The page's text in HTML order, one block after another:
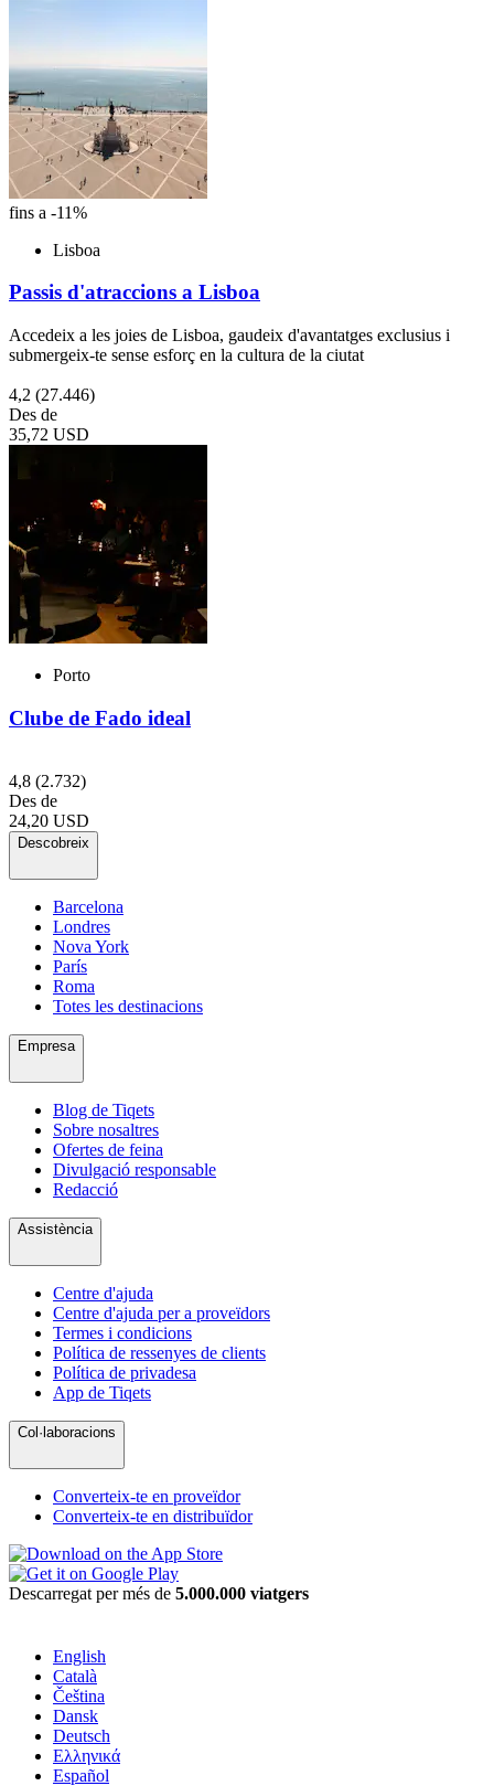
fins a -11%
Lisboa
Passis d'atraccions a Lisboa
Accedeix a les joies de Lisboa, gaudeix d'avantatges exclusius i
submergeix-te sense esforç en la cultura de la ciutat
4,2 (27.446)
Des de
35,72 USD
Porto
Clube de Fado ideal
4,8 (2.732)
Des de
24,20 USD
Descobreix
Barcelona
Londres
Nova York
París
Roma
Totes les destinacions
Empresa
Blog de Tiqets
Sobre nosaltres
Ofertes de feina
Divulgació responsable
Redacció
Assistència
Centre d'ajuda
Centre d'ajuda per a proveïdors
Termes i condicions
Política de ressenyes de clients
Política de privadesa
App de Tiqets
Col·laboracions
Converteix-te en proveïdor
Converteix-te en distribuïdor
Descarregat per més de 5.000.000 viatgers
English
Català
Čeština
Dansk
Deutsch
Ελληνικά
Español